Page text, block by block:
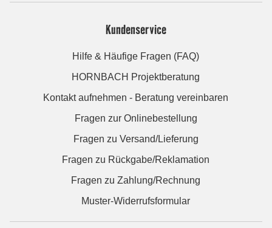
Kundenservice
Hilfe & Häufige Fragen (FAQ)
HORNBACH Projektberatung
Kontakt aufnehmen - Beratung vereinbaren
Fragen zur Onlinebestellung
Fragen zu Versand/Lieferung
Fragen zu Rückgabe/Reklamation
Fragen zu Zahlung/Rechnung
Muster-Widerrufsformular